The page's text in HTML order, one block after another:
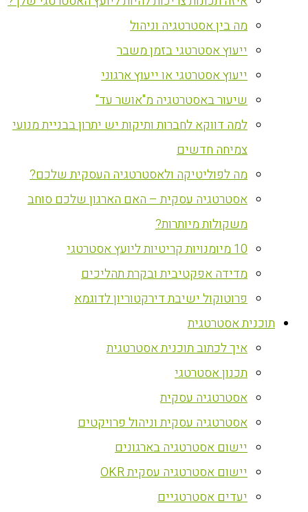
מה בין אסטרטגיה וניהול
ייעוץ אסטרטגי בזמן משבר
ייעוץ אסטרטגי או ייעוץ ארגוני
שיעור באסטרטגיה מ"אושר עד"
למה דווקא לחברות ותיקות יש יתרון בבניית מנועי
צמיחה חדשים
מה לפוליטיקה ולאסטרטגיה העסקית שלכם?
אסטרטגיה עסקית – האם הארגון שלכם סוחב
משקולות מיותרות?
10 מיומנויות קריטיות ליועץ אסטרטגי
מדידה אפקטיבית ובקרת תהליכים
פרוטוקול ישיבת דירקטוריון לדוגמא
‏תוכנית אסטרטגית
איך לכתוב תוכנית אסטרטגית
תכנון אסטרטגי
אסטרטגיה עסקית
אסטרטגיה עסקית וניהול פרויקטים
יישום אסטרטגיה בארגונים
יישום אסטרטגיה עסקית OKR
יעדים אסטרטגיים